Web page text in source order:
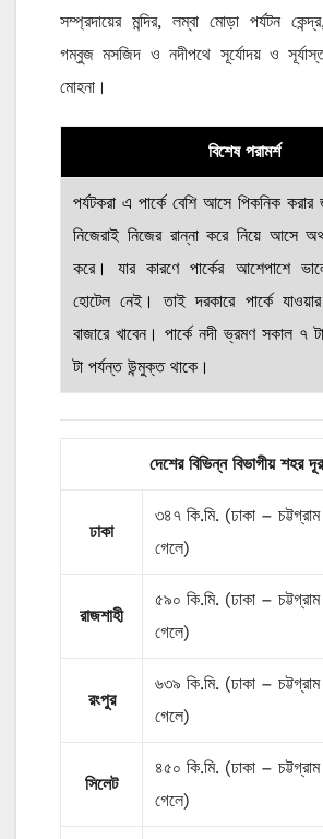
সম্প্রদায়ের মন্দির, লম্বা মোড়া পর্যটন
গম্বুজ মসজিদ ও নদীপথে সূর্যোদয় ও
মোহনা।
বিশেষ পরামর্শ
পর্যটকরা এ পার্কে বেশি আসে পিকনিক
নিজেরাই নিজের রান্না করে নিয়ে আসে
করে। যার কারণে পার্কের আশেপাশে
হোটেল নেই। তাই দরকারে পার্কে
বাজারে খাবেন। পার্কে নদী ভ্রমণ সকাল ৭
টা পর্যন্ত উন্মুক্ত থাকে।
দেশের বিভিন্ন বিভাগীয় শহর
ঢাকা
৩৪৭ কি.মি. (ঢাকা –
গেলে)
রাজশাহী
৫৯০ কি.মি. (ঢাকা –
গেলে)
রংপুর
৬৩৯ কি.মি. (ঢাকা –
গেলে)
সিলেট
৪৫০ কি.মি. (ঢাকা –
গেলে)